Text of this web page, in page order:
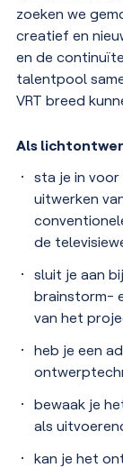
zoeken we
creatief en
en de
talentpool
VRT breed
Als
sta je in
uitwerken
de
sluit je aan
brainstorm-
van het
heb je een
bewaak je
als
kan je het